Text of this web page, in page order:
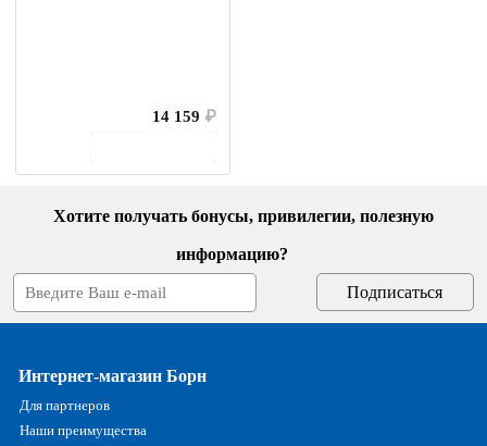
14 159 ₽
Хотите получать бонусы, привилегии, полезную
информацию?
Интернет-магазин Борн
Для партнеров
Наши преимущества